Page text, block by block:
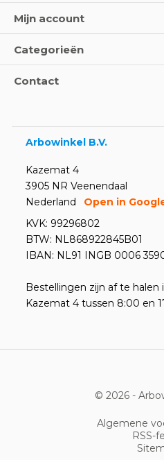
Mijn account
Categorieën
Contact
Arbowinkel B.V.
Kazemat 4
3905 NR Veenendaal
Nederland
Open in
KVK: 99296802
BTW: NL868922845B01
IBAN: NL91 INGB 0006
Bestellingen zijn af te halen
Kazemat 4 tussen 8:00 en
© 2026 -
Algemene
RSS-